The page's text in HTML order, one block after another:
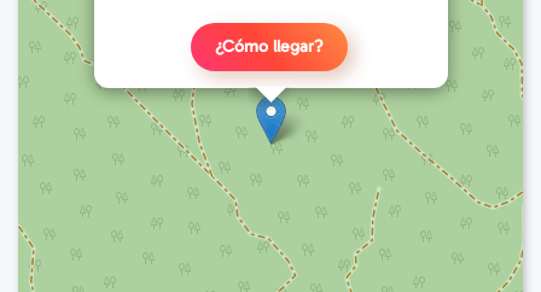
¿Cómo llegar?